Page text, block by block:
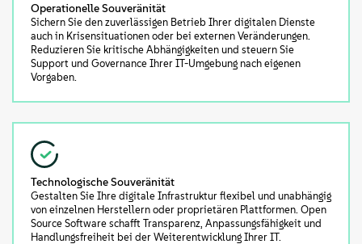
Operationelle Souveränität
Sichern Sie den zuverlässigen Betrieb Ihrer digitalen Dienste
auch in Krisensituationen oder bei externen Veränderungen.
Reduzieren Sie kritische Abhängigkeiten und steuern Sie
Support und Governance Ihrer IT-Umgebung nach eigenen
Vorgaben.
Technologische Souveränität
Gestalten Sie Ihre digitale Infrastruktur flexibel und unabhängig
von einzelnen Herstellern oder proprietären Plattformen. Open
Source Software schafft Transparenz, Anpassungsfähigkeit und
Handlungsfreiheit bei der Weiterentwicklung Ihrer IT.